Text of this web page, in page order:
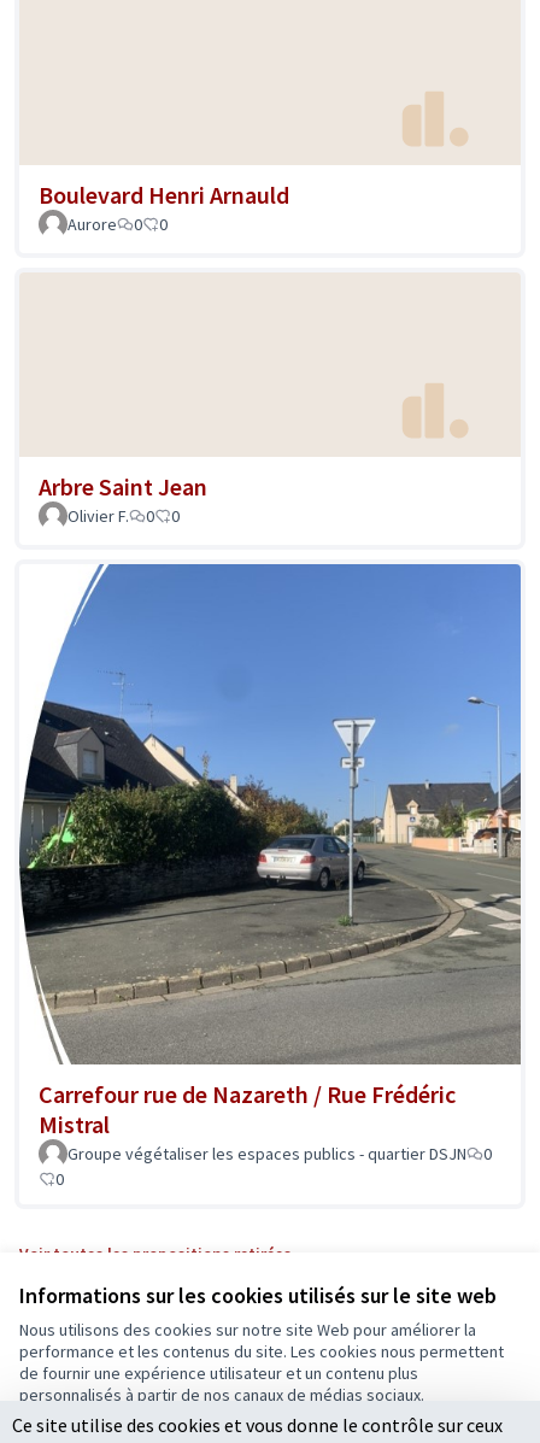
Informations sur les cookies utilisés sur le site web
Nous utilisons des cookies sur notre site Web pour améliorer la
performance et les contenus du site. Les cookies nous permettent
de fournir une expérience utilisateur et un contenu plus
personnalisés à partir de nos canaux de médias sociaux.
Tout accepter
Boulevard Henri Arnauld
Aurore 0 0
Arbre Saint Jean
Olivier F. 0 0
Carrefour rue de Nazareth / Rue Frédéric
Mistral
Groupe végétaliser les espaces publics - quartier DSJN
0
0
Voir toutes les propositions retirées
Conditions d'utilisation
Paramètres des cookies
Ecrivons Angers sur X
(Lien externe)
Ecrivons Angers sur Facebook
(Lien externe)
Ce site utilise des cookies et vous donne le contrôle sur ceux